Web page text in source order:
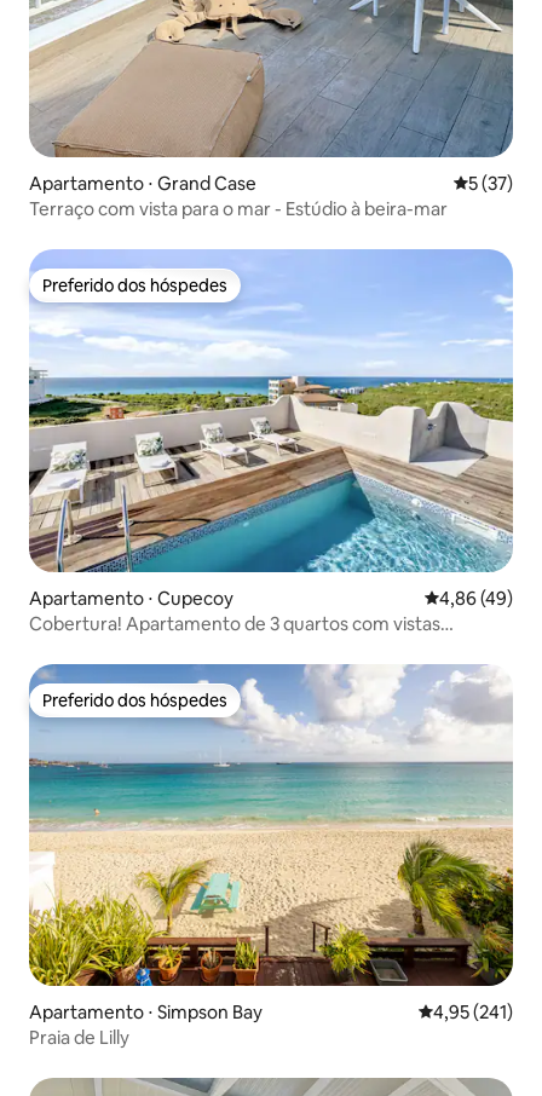
Apartamento ⋅ Grand Case 5 de uma
5 (37)
Terraço com vista para o mar - Estúdio à beira-mar
Preferido dos hóspedes
Preferido dos hóspedes
Apartamento ⋅ Cupecoy 4,86 de uma
4,86 (49)
Cobertura! Apartamento de 3 quartos com vistas
Preferido dos hóspedes
Preferido dos hóspedes
Apartamento ⋅ Simpson Bay 4,95 de uma
4,95 (241)
Praia de Lilly